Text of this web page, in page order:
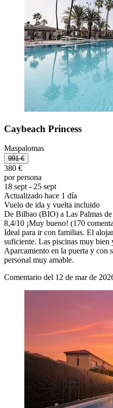
Caybeach Princess
Maspalomas
991 €
380 €
por persona
18 sept - 25 sept
Actualizado hace 1 día
Vuelo de ida y vuelta incluido
De Bilbao (BIO) a Las Palmas
8,4/10 ¡Muy bueno! (170
Ideal para ir con familias. El
suficiente. Las piscinas muy bien
Aparcamiento en la puerta y con
personal muy amable.
Comentario del 12 de mar de